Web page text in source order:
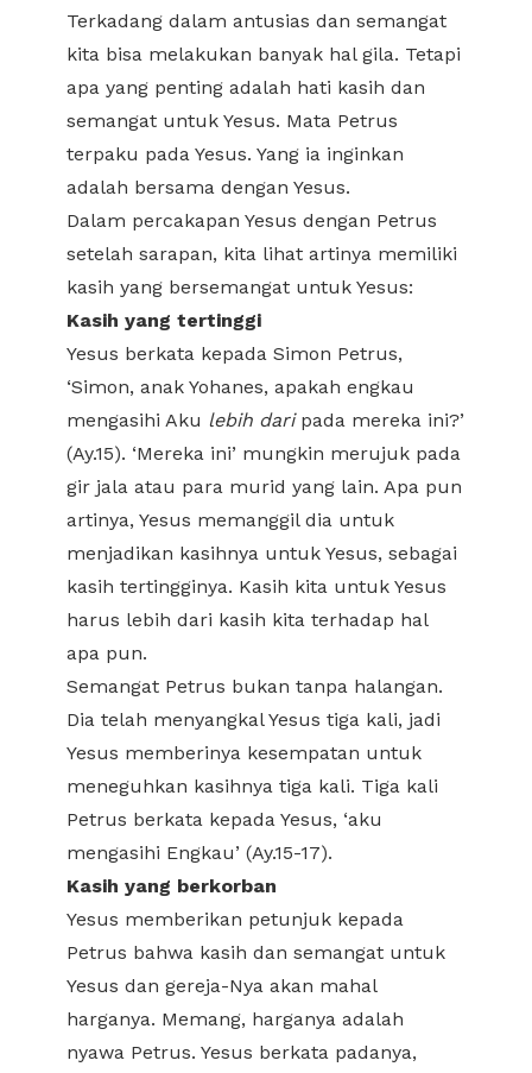
Terkadang dalam antusias dan semangat
kita bisa melakukan banyak hal gila. Tetapi
apa yang penting adalah hati kasih dan
semangat untuk Yesus. Mata Petrus
terpaku pada Yesus. Yang ia inginkan
adalah bersama dengan Yesus.
Dalam percakapan Yesus dengan Petrus
setelah sarapan, kita lihat artinya memiliki
kasih yang bersemangat untuk Yesus:
Kasih yang tertinggi
Yesus berkata kepada Simon Petrus,
‘Simon, anak Yohanes, apakah engkau
mengasihi Aku lebih daripada mereka ini?’
(Ay.15). ‘Mereka ini’ mungkin merujuk pada
gir jala atau para murid yang lain. Apa pun
artinya, Yesus memanggil dia untuk
menjadikan kasihnya untuk Yesus, sebagai
kasih tertingginya. Kasih kita untuk Yesus
harus lebih dari kasih kita terhadap hal
apa pun.
Semangat Petrus bukan tanpa halangan.
Dia telah menyangkal Yesus tiga kali, jadi
Yesus memberinya kesempatan untuk
meneguhkan kasihnya tiga kali. Tiga kali
Petrus berkata kepada Yesus, ‘aku
mengasihi Engkau’ (Ay.15-17).
Kasih yang berkorban
Yesus memberikan petunjuk kepada
Petrus bahwa kasih dan semangat untuk
Yesus dan gereja-Nya akan mahal
harganya. Memang, harganya adalah
nyawa Petrus. Yesus berkata padanya,